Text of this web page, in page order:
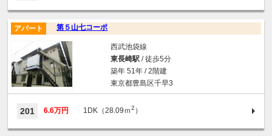
第５山七コーポ
アパート
西武池袋線
東長崎駅/ 徒歩5分
築年 51年 / 2階建
東京都豊島区千早3
201 6.6万円 1DK（28.09ｍ2 ）